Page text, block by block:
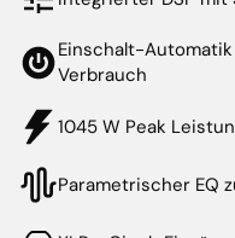
Einschalt-
Verbrauch
1045 W Peak
Parametrischer EQ